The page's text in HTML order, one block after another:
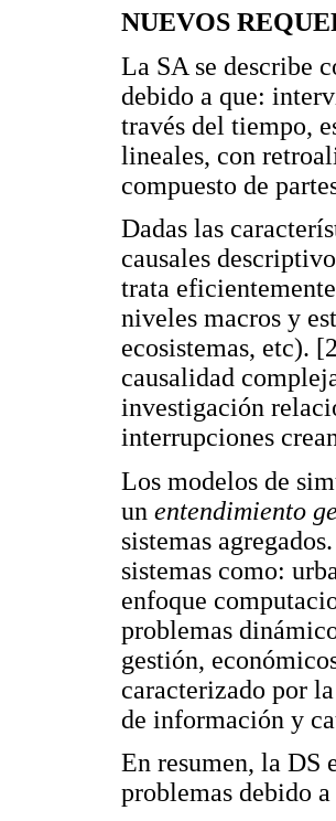
NUEVOS
La SA se describe
debido a que:
través del tiempo,
lineales, con
compuesto de
Dadas las
causales
trata
niveles macros y
ecosistemas, etc).
causalidad
investigación
interrupciones
Los modelos de
un entendimiento
sistemas
sistemas como:
enfoque
problemas
gestión,
caracterizado por
de información y
En resumen, la DS
problemas debido a